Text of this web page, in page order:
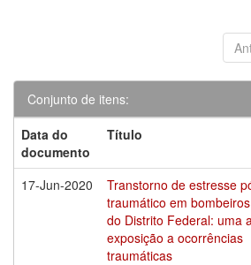
Conjunto de itens:
Data do
documento
Título
17-Jun-2020
Transtorno de estresse
traumático em
do Distrito Federal: uma
exposição a ocorrências
traumáticas